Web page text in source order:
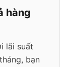
hàng
lãi suất
bạn